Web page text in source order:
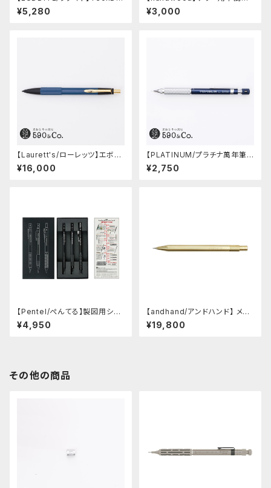
w2 グラデーションモデル (LDB
-MP2GB1-05)
¥5,280
ーツ/カスタムグリップ (縦溝/超
超ジュラルミン)
¥3,000
【Laurett's/ローレッツ】エボナ
イトシャープペンシル (藍)
¥16,000
【PLATINUM/プラチナ萬年筆】
PRO-USE 241 シャープペンシ
ル (ブルー/0.5mm)
¥2,750
【Pentel/ぺんてる】製図用シャ
ープペンシル 60周年限定3本
セット
¥4,950
【andhand/アンドハンド】 メソ
ッドメカニカルペンシル シャープ
ペン (真鍮)
¥19,800
その他の商品